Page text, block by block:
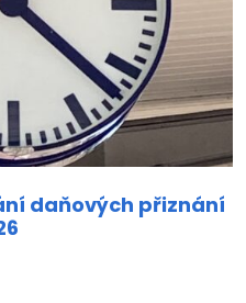
daňových přiznání